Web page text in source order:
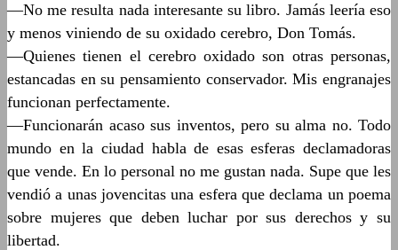
—No me resulta nada interesante su libro. Jamás leería eso
y menos viniendo de su oxidado cerebro, Don Tomás.
—Quienes tienen el cerebro oxidado son otras personas,
estancadas en su pensamiento conservador. Mis engranajes
funcionan perfectamente.
—Funcionarán acaso sus inventos, pero su alma no. Todo
mundo en la ciudad habla de esas esferas declamadoras
que vende. En lo personal no me gustan nada. Supe que les
vendió a unas jovencitas una esfera que declama un poema
sobre mujeres que deben luchar por sus derechos y su
libertad.